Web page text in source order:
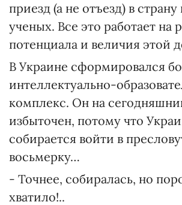
приезд (а не отъезд) в
ученых. Все это работает на
потенциала и величия этой
В Украине сформировался
интеллектуально-
комплекс. Он на
избыточен, потому что
собирается войти в
восьмерку…
- Точнее, собиралась, но
хватило!..